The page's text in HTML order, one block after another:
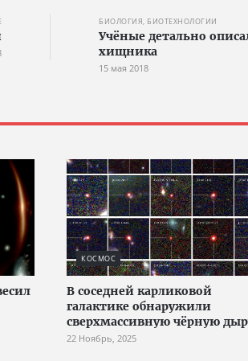
БИОЛОГИЯ, БИОТЕХНОЛОГИИ
Учёные детально
хищника
15 мая 2018
КОСМОС
В соседней карликовой
галактике обнаружили
сверхмассивную чёрную
22 Ноябрь, 2025